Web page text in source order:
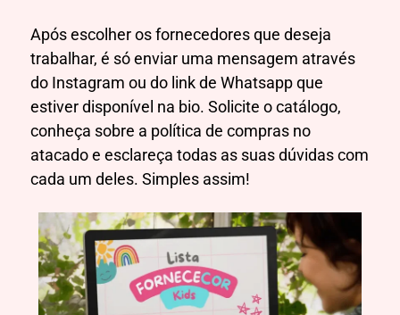
Após escolher os fornecedores que deseja
trabalhar, é só enviar uma mensagem através
do Instagram ou do link de Whatsapp que
estiver disponível na bio. Solicite o catálogo,
conheça sobre a política de compras no
atacado e esclareça todas as suas dúvidas com
cada um deles. Simples assim!